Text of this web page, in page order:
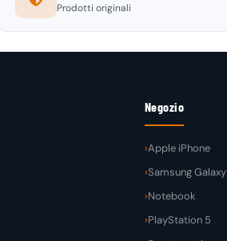
Prodotti originali
Negozio
Apple iPhone
Samsung Galaxy
Notebook
PlayStation 5